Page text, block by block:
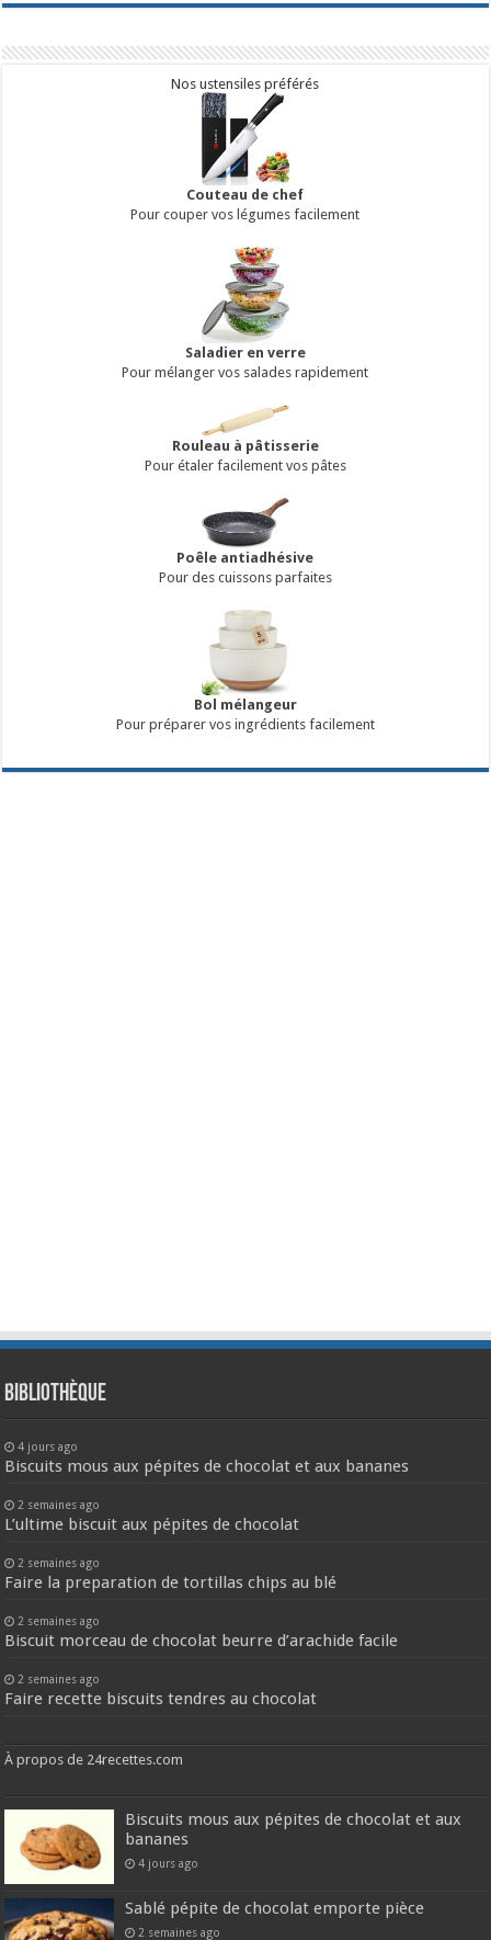
Nos ustensiles préférés
Couteau de chef
Pour couper vos légumes facilement
Saladier en verre
Pour mélanger vos salades rapidement
Rouleau à pâtisserie
Pour étaler facilement vos pâtes
Poêle antiadhésive
Pour des cuissons parfaites
Bol mélangeur
Pour préparer vos ingrédients facilement
Bibliothèque
4 jours ago
Biscuits mous aux pépites de chocolat et aux bananes
2 semaines ago
L’ultime biscuit aux pépites de chocolat
2 semaines ago
Faire la preparation de tortillas chips au blé
2 semaines ago
Biscuit morceau de chocolat beurre d’arachide facile
2 semaines ago
Faire recette biscuits tendres au chocolat
À propos de 24recettes.com
Biscuits mous aux pépites de chocolat et aux
bananes
4 jours ago
Sablé pépite de chocolat emporte pièce
2 semaines ago